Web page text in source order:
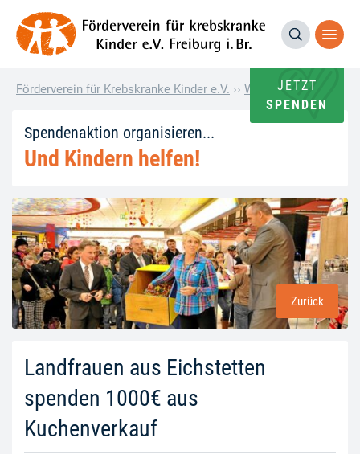
JETZT
SPENDEN
Förderverein für Krebskranke Kinder e.V. ›› Wie andere helfen
Spendenaktion organisieren...
Und Kindern helfen!
Landfrauen aus Eichstetten
spenden 1000€ aus
Kuchenverkauf
Zurück